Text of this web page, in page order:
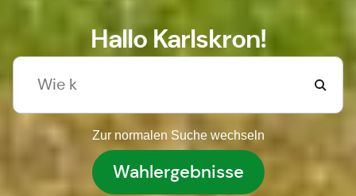
Hallo Karlskron!
Zur normalen Suche wechseln
Wahlergebnisse